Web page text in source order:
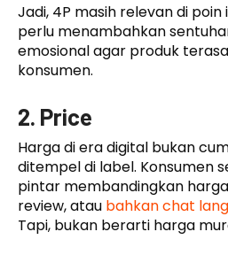
Jadi, 4P masih relevan di poin
perlu menambahkan
emosional agar produk
konsumen.
2. Price
Harga di era digital bukan
ditempel di label. Konsumen
pintar membandingkan
review, atau bahkan chat
Tapi, bukan berarti harga